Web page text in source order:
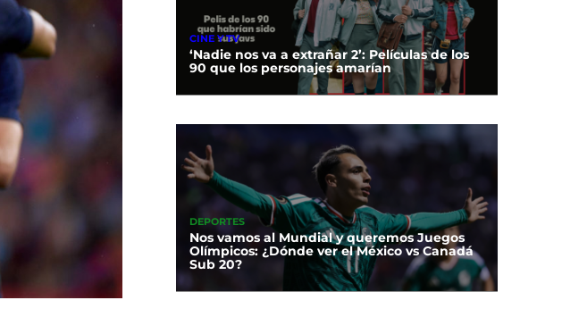
CINE Y TV
‘Nadie nos va a extrañar 2’: Películas de los
90 que los personajes amarían
DEPORTES
Nos vamos al Mundial y queremos Juegos
Olímpicos: ¿Dónde ver el México vs Canadá
Sub 20?